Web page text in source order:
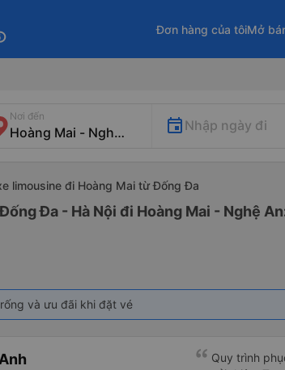
Đơn hàng của tôiMở
Nơi đến
Nhập ngày đi
limousine đi Hoàng Mai từ Đống Đa
Đa - Hà Nội đi Hoàng Mai - Nghệ An
và ưu đãi khi đặt vé
Quy trình